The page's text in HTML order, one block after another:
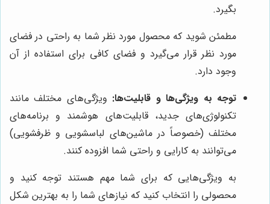
بگیرد.
مطمئن شوید که محصول مورد نظر شما به راحتی در فضای
مورد نظر قرار می‌گیرد و فضای کافی برای استفاده از آن
وجود دارد.
توجه به ویژگی‌ها و قابلیت‌ها: ویژگی‌های مختلف مانند
تکنولوژی‌های جدید، قابلیت‌های هوشمند و برنامه‌های
مختلف (خصوصاً در ماشین‌های لباسشویی و ظرفشویی)
می‌توانند به کارایی و راحتی شما افزوده کنند.
به ویژگی‌هایی که برای شما مهم هستند توجه کنید و
محصولی را انتخاب کنید که نیازهای شما را به بهترین شکل